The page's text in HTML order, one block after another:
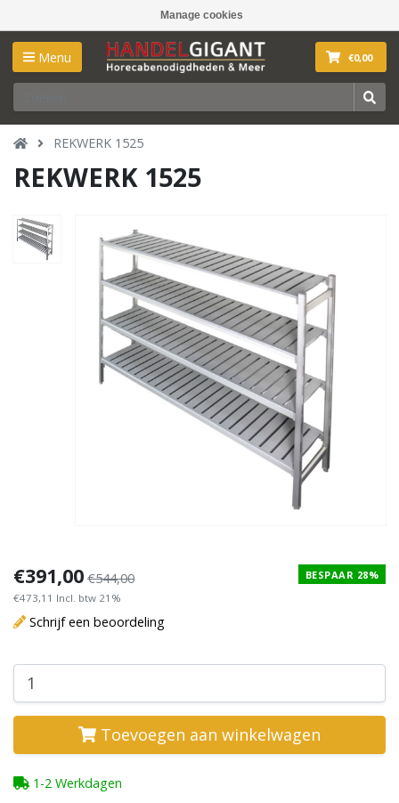
Manage cookies
Menu €0,00
REKWERK 1525
REKWERK 1525
€391,00 €544,00
€473,11 Incl. btw 21%
BESPAAR 28%
Schrijf een beoordeling
Toevoegen aan winkelwagen
1-2 Werkdagen